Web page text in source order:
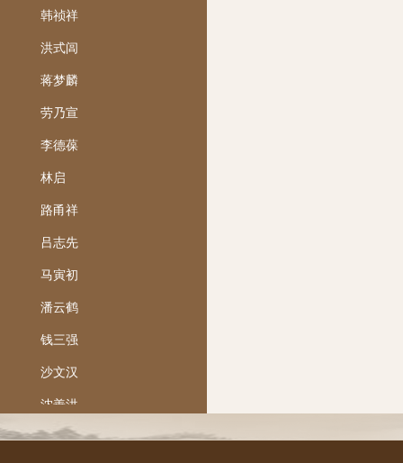
韩祯祥
洪式闾
蒋梦麟
劳乃宣
李德葆
林启
路甬祥
吕志先
马寅初
潘云鹤
钱三强
沙文汉
沈善洪
陶葆廉